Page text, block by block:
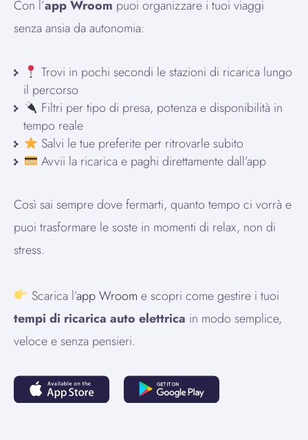
Con l’app Wroom puoi organizzare i tuoi viaggi
senza ansia da autonomia:
Trovi in pochi secondi le stazioni di ricarica lungo
il percorso
Filtri per tipo di presa, potenza e disponibilità in
tempo reale
Salvi le tue preferite per ritrovarle subito
Avvii la ricarica e paghi direttamente dall’app
Così sai sempre dove fermarti, quanto tempo ci vorrà e
puoi trasformare le soste in momenti di relax, non di
stress.
Scarica l’app Wroom e scopri come gestire i tuoi
tempi di ricarica auto elettrica in modo semplice,
veloce e senza pensieri.